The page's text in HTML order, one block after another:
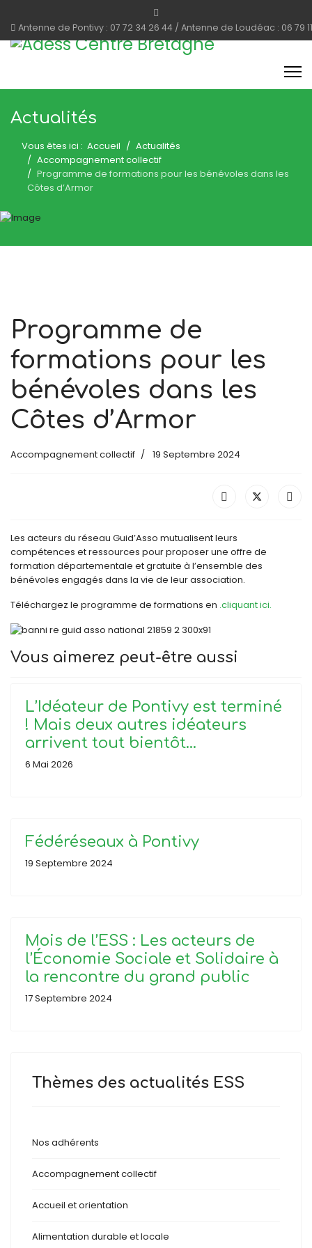
Antenne de Pontivy : 07 72 34 26 44 / Antenne de Loudéac : 06 79
Actualités
Vous êtes ici : Accueil
Actualités
Accompagnement collectif
Programme de formations pour les bénévoles dans les
Côtes d’Armor
Programme de
formations pour les
bénévoles dans les
Côtes d’Armor
Accompagnement collectif 19 Septembre 2024
Les acteurs du réseau Guid’Asso mutualisent leurs
compétences et ressources pour proposer une offre de
formation départementale et gratuite à l’ensemble des
bénévoles engagés dans la vie de leur association.
Téléchargez le programme de formations en .cliquant ici.
Vous aimerez peut-être aussi
L’Idéateur de Pontivy est terminé
! Mais deux autres idéateurs
arrivent tout bientôt…
6 Mai 2026
Fédéréseaux à Pontivy
19 Septembre 2024
Mois de l’ESS : Les acteurs de
l’Économie Sociale et Solidaire à
la rencontre du grand public
17 Septembre 2024
Thèmes des actualités ESS
Nos adhérents
Accompagnement collectif
Accueil et orientation
Alimentation durable et locale